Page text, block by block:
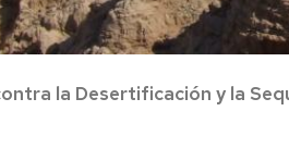
la Desertificación y la